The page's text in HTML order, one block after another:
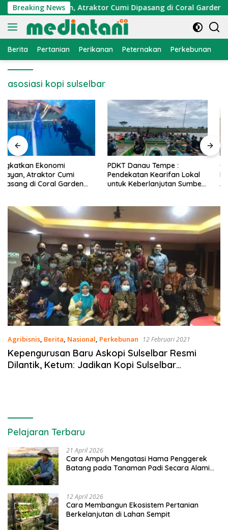
Langsung
ke
konten
Breaking News
Nelayan, Atraktor Cumi Dipasang di Coral Garden
Berita Pertanian Perikanan Peternakan Perkebunan
asosiasi kopi sulselbar
PDKT Danau Tempe :
Pendekatan Kearifan Lokal
untuk Keberlanjutan Sumber
Cara Mengatasi Penyakit
PMK pada Sapi Perah Secara
Alami dan Medis
Agribisnis, Berita, Nasional, Perkebunan 12 Februari 2021
Kepengurusan Baru Askopi Sulselbar Resmi
Dilantik, Ketum: Jadikan Kopi Sulselbar
Pelajaran Terbaru
21 April 2026
Cara Ampuh Mengatasi Hama Penggerek
Batang pada Tanaman Padi Secara Alami
12 April 2026
Cara Membangun Ekosistem Pertanian
Berkelanjutan di Lahan Sempit